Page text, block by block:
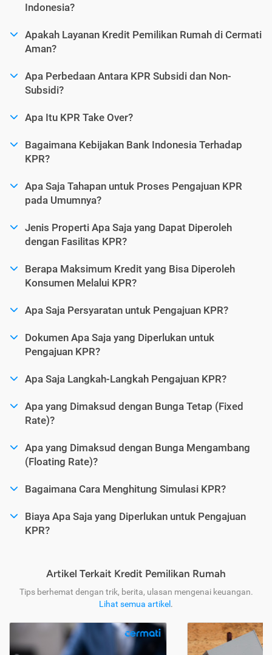
Indonesia?
Apakah Layanan Kredit Pemilikan Rumah di Cermati
Aman?
Apa Perbedaan Antara KPR Subsidi dan Non-
Subsidi?
Apa Itu KPR Take Over?
Bagaimana Kebijakan Bank Indonesia Terhadap
KPR?
Apa Saja Tahapan untuk Proses Pengajuan KPR
pada Umumnya?
Jenis Properti Apa Saja yang Dapat Diperoleh
dengan Fasilitas KPR?
Berapa Maksimum Kredit yang Bisa Diperoleh
Konsumen Melalui KPR?
Apa Saja Persyaratan untuk Pengajuan KPR?
Dokumen Apa Saja yang Diperlukan untuk
Pengajuan KPR?
Apa Saja Langkah-Langkah Pengajuan KPR?
Apa yang Dimaksud dengan Bunga Tetap (Fixed
Rate)?
Apa yang Dimaksud dengan Bunga Mengambang
(Floating Rate)?
Bagaimana Cara Menghitung Simulasi KPR?
Biaya Apa Saja yang Diperlukan untuk Pengajuan
KPR?
Artikel Terkait Kredit Pemilikan Rumah
Tips berhemat dengan trik, berita, ulasan mengenai keuangan.
Lihat semua artikel .